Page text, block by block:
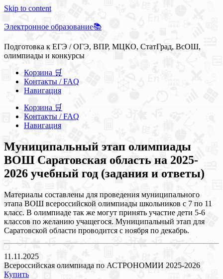
Skip to content
Электронное образование📚
Подготовка к ЕГЭ / ОГЭ, ВПР, МЦКО, СтатГрад, ВсОШ,
олимпиады и конкурсы
Корзина 🛒
Контакты / FAQ
Навигация
Корзина 🛒
Контакты / FAQ
Навигация
Муниципальный этап олимпиады
ВОШ Саратовская область на 2025-
2026 учебный год (задания и ответы)
Материалы составлены для проведения муниципального
этапа ВОШ всероссийской олимпиады школьников с 7 по 11
класс. В олимпиаде так же могут принять участие дети 5-6
классов по желанию учащегося. Муниципальный этап для
Саратовской области проводится с ноября по декабрь.
11.11.2025
Всероссийская олимпиада по АСТРОНОМИИ 2025-2026
Купить